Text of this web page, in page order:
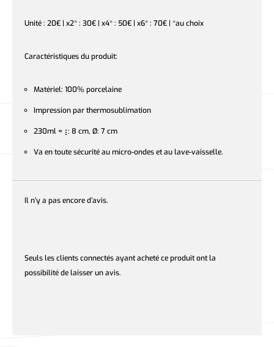
Unité : 20€ | x2* : 30€ | x4* : 50€ | x6* : 70€ | *au choix
Caractéristiques du produit:
Matériel: 100% porcelaine
Impression par thermosublimation
230ml = ↨: 8 cm, Ø: 7 cm
Va en toute sécurité au micro-ondes et au lave-vaisselle.
Il n’y a pas encore d’avis.
Seuls les clients connectés ayant acheté ce produit ont la
possibilité de laisser un avis.